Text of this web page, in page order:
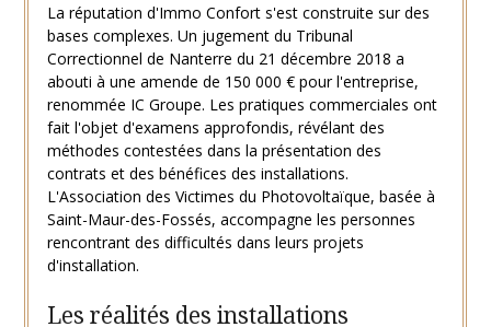
La réputation d'Immo Confort s'est construite sur des
bases complexes. Un jugement du Tribunal
Correctionnel de Nanterre du 21 décembre 2018 a
abouti à une amende de 150 000 € pour l'entreprise,
renommée IC Groupe. Les pratiques commerciales ont
fait l'objet d'examens approfondis, révélant des
méthodes contestées dans la présentation des
contrats et des bénéfices des installations.
L'Association des Victimes du Photovoltaïque, basée à
Saint-Maur-des-Fossés, accompagne les personnes
rencontrant des difficultés dans leurs projets
d'installation.
Les réalités des installations